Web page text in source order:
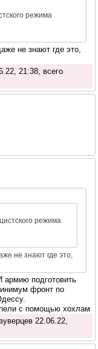
режима
не знают где это,
21:38, всего
режима
не знают где это,
армию подготовить
фронт по
с помощью хохлам
22.06.22,